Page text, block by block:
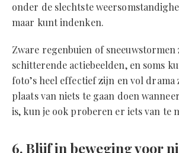
onder de slechtste
maar kunt indenken.
Zware regenbuien of
schitterende actiebeelden, en soms
foto’s heel effectief zijn en vol drama
plaats van niets te gaan doen
is, kun je ook proberen er iets van te
6. Blijf in beweging voor